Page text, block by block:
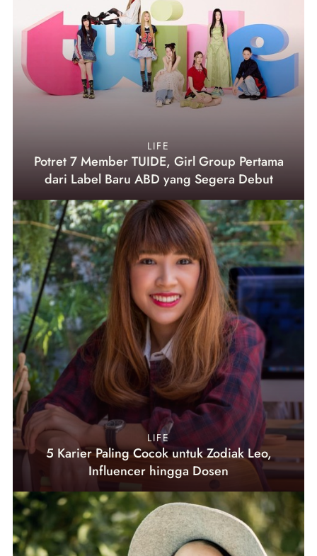
LIFE
Potret 7 Member TUIDE, Girl Group Pertama
dari Label Baru ABD yang Segera Debut
LIFE
5 Karier Paling Cocok untuk Zodiak Leo,
Influencer hingga Dosen